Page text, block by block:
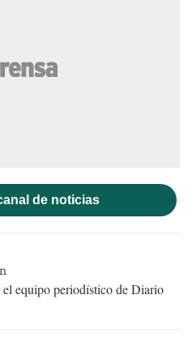
de noticias
equipo periodístico de Diario